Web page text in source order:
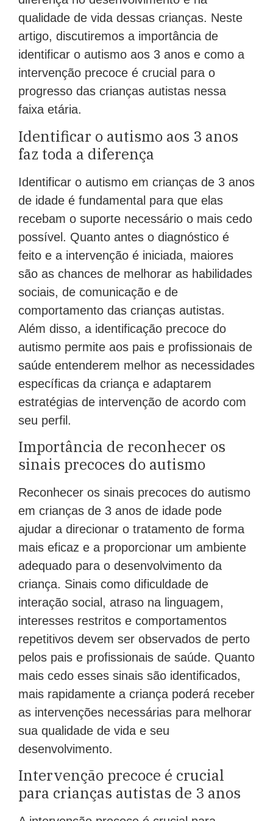
qualidade de vida dessas crianças. Neste
artigo, discutiremos a importância de
identificar o autismo aos 3 anos e como a
intervenção precoce é crucial para o
progresso das crianças autistas nessa
faixa etária.
Identificar o autismo aos 3 anos
faz toda a diferença
Identificar o autismo em crianças de 3 anos
de idade é fundamental para que elas
recebam o suporte necessário o mais cedo
possível. Quanto antes o diagnóstico é
feito e a intervenção é iniciada, maiores
são as chances de melhorar as habilidades
sociais, de comunicação e de
comportamento das crianças autistas.
Além disso, a identificação precoce do
autismo permite aos pais e profissionais de
saúde entenderem melhor as necessidades
específicas da criança e adaptarem
estratégias de intervenção de acordo com
seu perfil.
Importância de reconhecer os
sinais precoces do autismo
Reconhecer os sinais precoces do autismo
em crianças de 3 anos de idade pode
ajudar a direcionar o tratamento de forma
mais eficaz e a proporcionar um ambiente
adequado para o desenvolvimento da
criança. Sinais como dificuldade de
interação social, atraso na linguagem,
interesses restritos e comportamentos
repetitivos devem ser observados de perto
pelos pais e profissionais de saúde. Quanto
mais cedo esses sinais são identificados,
mais rapidamente a criança poderá receber
as intervenções necessárias para melhorar
sua qualidade de vida e seu
desenvolvimento.
Intervenção precoce é crucial
para crianças autistas de 3 anos